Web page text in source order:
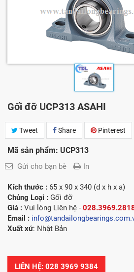
Gối đỡ UCP313 ASAHI
Tweet Share Pinterest
Mã sản phẩm: UCP313
Gửi cho bạn bè In
Kích thước : 65 x 90 x 340 (d x h x a)
Chủng Loại : Gối đỡ
Giá : Vui lòng Liên hệ -
Email :
Xuất xứ: Nhật Bản
LIÊN HỆ: 028 3969 9384